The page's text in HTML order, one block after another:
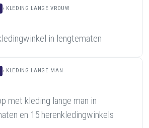
KLEDING LANGE VROUW
in lengtematen
KLEDING LANGE MAN
met kleding lange man in
en 15 herenkledingwinkels